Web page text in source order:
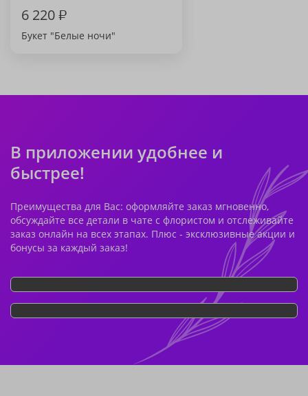
6 220₽
Букет "Белые ночи"
В приложении удобнее и
быстрее!
Преимущества для Вас: оформляйте заказ мгновенно,
обсуждайте все детали в чате с флористом и отслеживайте
заказ онлайн на всех этапах. Плюс - эксклюзивные акции и
бонусы за каждый заказ!